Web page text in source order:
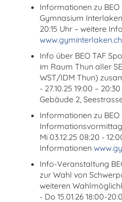
Informationen zu
Gymnasium Interlaken
20:15 Uhr – weitere
www.gyminterlaken.ch
Info über BEO TAF
im Raum Thun aller
WST/IDM Thun)
- 27.10.25 19:00 –
Gebäude 2,
Informationen zu BEO
Mi 03.12.25 08:20 -
Informationen
Info-Veranstaltung
zur Wahl von
weiteren
- Do 15.01.26 18:00-